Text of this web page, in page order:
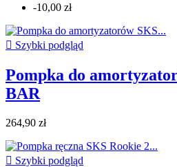
-10,00 zł
 Szybki podgląd
Pompka do
BAR
264,90 zł
 Szybki podgląd